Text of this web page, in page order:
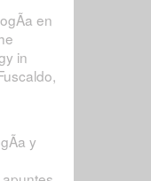
en
in
y